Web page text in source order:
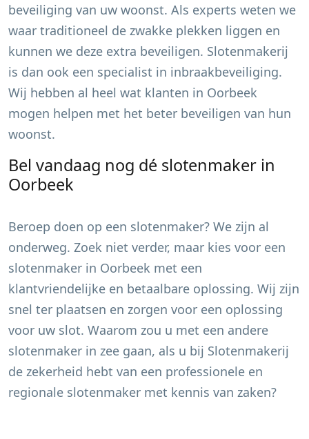
beveiliging van uw woonst. Als experts weten we
waar traditioneel de zwakke plekken liggen en
kunnen we deze extra beveiligen. Slotenmakerij
is dan ook een specialist in inbraakbeveiliging.
Wij hebben al heel wat klanten in Oorbeek
mogen helpen met het beter beveiligen van hun
woonst.
Bel vandaag nog dé slotenmaker in
Oorbeek
Beroep doen op een slotenmaker? We zijn al
onderweg. Zoek niet verder, maar kies voor een
slotenmaker in Oorbeek met een
klantvriendelijke en betaalbare oplossing. Wij zijn
snel ter plaatsen en zorgen voor een oplossing
voor uw slot. Waarom zou u met een andere
slotenmaker in zee gaan, als u bij Slotenmakerij
de zekerheid hebt van een professionele en
regionale slotenmaker met kennis van zaken?